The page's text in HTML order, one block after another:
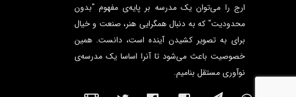
ارج را می‌توان یک مدرسه بر پایه‌ی مفهوم "بدون
محدودیت" که به دنبال همگرایی هنر، صنعت و خیال
برای به تصویر کشیدن آینده است، دانست. همین
خصوصیت باعث می‌شود تا آنرا اساسا یک مدرسه‌ی
نوآوری مستقل بنامیم.